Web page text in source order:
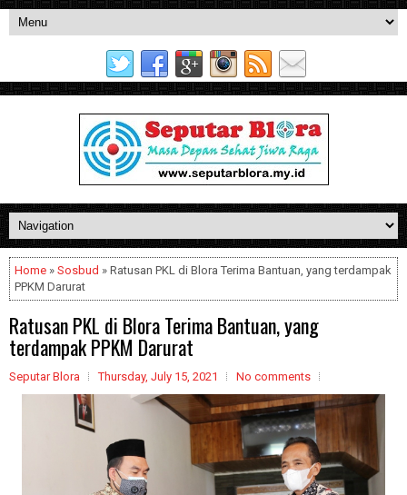
Home » Sosbud » Ratusan PKL di Blora Terima Bantuan, yang terdampak
PPKM Darurat
Ratusan PKL di Blora Terima Bantuan, yang
terdampak PPKM Darurat
Seputar Blora Thursday, July 15, 2021 No comments